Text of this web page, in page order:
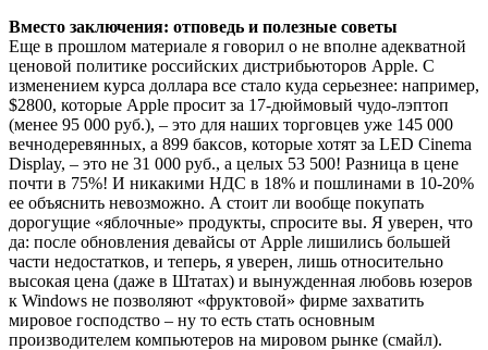
Вместо заключения: отповедь и полезные советы
Еще в прошлом материале я говорил о не вполне адекватной
ценовой политике российских дистрибьюторов Apple. С
изменением курса доллара все стало куда серьезнее: например,
$2800, которые Apple просит за 17-дюймовый чудо-лэптоп
(менее 95 000 руб.), – это для наших торговцев уже 145 000
вечнодеревянных, а 899 баксов, которые хотят за LED Cinema
Display, – это не 31 000 руб., а целых 53 500! Разница в цене
почти в 75%! И никакими НДС в 18% и пошлинами в 10-20%
ее объяснить невозможно. А стоит ли вообще покупать
дорогущие «яблочные» продукты, спросите вы. Я уверен, что
да: после обновления девайсы от Apple лишились большей
части недостатков, и теперь, я уверен, лишь относительно
высокая цена (даже в Штатах) и вынужденная любовь юзеров
к Windows не позволяют «фруктовой» фирме захватить
мировое господство – ну то есть стать основным
производителем компьютеров на мировом рынке (смайл).